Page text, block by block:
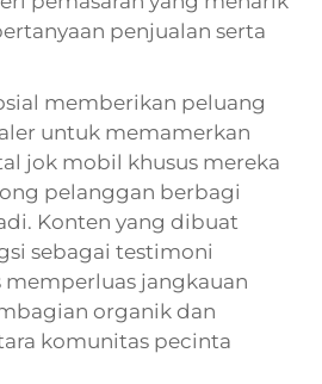
penjualan serta
memberikan peluang
untuk memamerkan
jok mobil khusus mereka
pelanggan berbagi
Konten yang dibuat
sebagai testimoni
jangkauan
organik dan
komunitas pecinta